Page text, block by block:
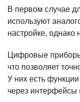
В первом случае
используют
настройке, однако
Цифровые
что позволяет
У них есть
через интерфейсы